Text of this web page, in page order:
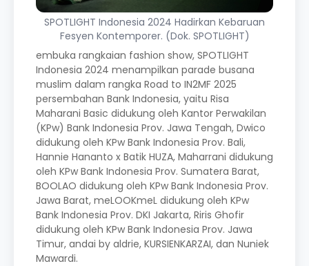
SPOTLIGHT Indonesia 2024 Hadirkan Kebaruan
Fesyen Kontemporer. (Dok. SPOTLIGHT)
embuka rangkaian fashion show, SPOTLIGHT
Indonesia 2024 menampilkan parade busana
muslim dalam rangka Road to IN2MF 2025
persembahan Bank Indonesia, yaitu Risa
Maharani Basic didukung oleh Kantor Perwakilan
(KPw) Bank Indonesia Prov. Jawa Tengah, Dwico
didukung oleh KPw Bank Indonesia Prov. Bali,
Hannie Hananto x Batik HUZA, Maharrani didukung
oleh KPw Bank Indonesia Prov. Sumatera Barat,
BOOLAO didukung oleh KPw Bank Indonesia Prov.
Jawa Barat, meLOOKmeL didukung oleh KPw
Bank Indonesia Prov. DKI Jakarta, Riris Ghofir
didukung oleh KPw Bank Indonesia Prov. Jawa
Timur, andai by aldrie, KURSIENKARZAI, dan Nuniek
Mawardi.